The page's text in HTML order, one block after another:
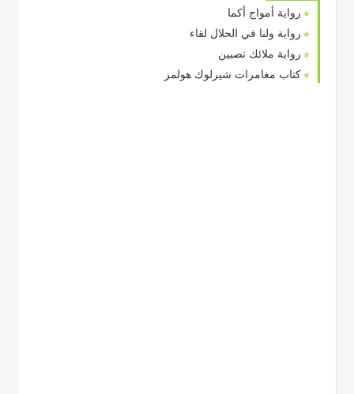
رواية أمواج أكما
رواية ولنا في الحلال لقاء
رواية ملائك نصبين
كتاب مغامرات شيرلوك هولمز